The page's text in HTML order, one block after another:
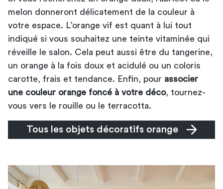
melon donneront délicatement de la couleur à
votre espace. L’orange vif est quant à lui tout
indiqué si vous souhaitez une teinte vitaminée qui
réveille le salon. Cela peut aussi être du tangerine,
un orange à la fois doux et acidulé ou un coloris
carotte, frais et tendance. Enfin, pour associer
une couleur orange foncé à votre déco, tournez-
vous vers le rouille ou le terracotta.
Tous les objets décoratifs orange